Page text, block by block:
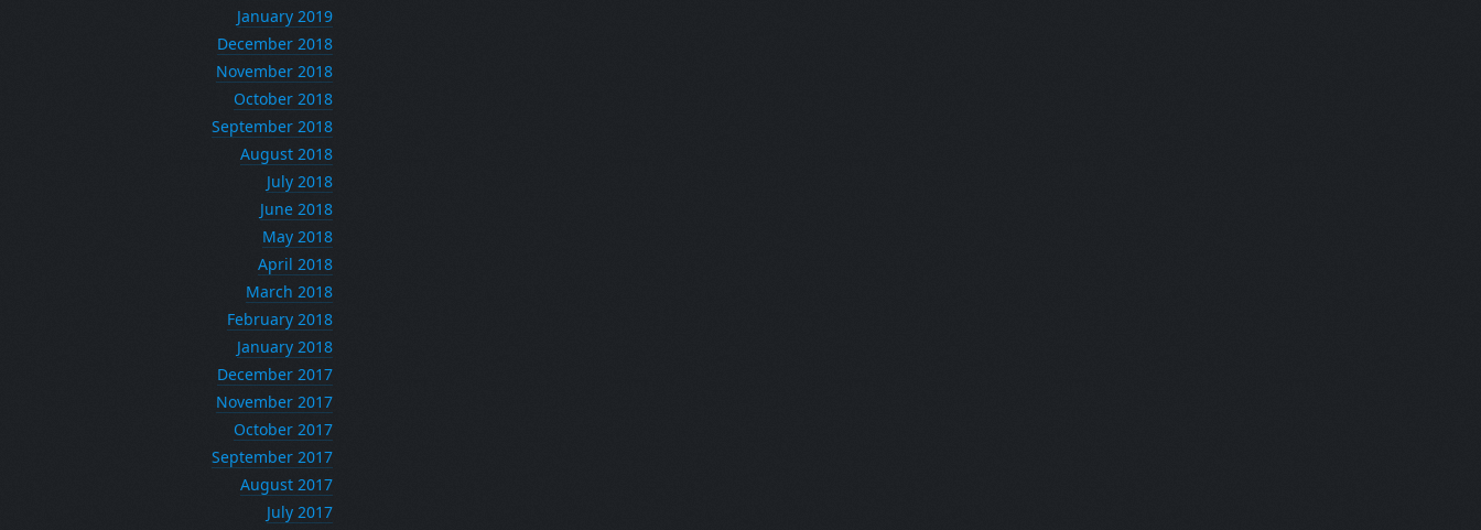
January 2019
December 2018
November 2018
October 2018
September 2018
August 2018
July 2018
June 2018
May 2018
April 2018
March 2018
February 2018
January 2018
December 2017
November 2017
October 2017
September 2017
August 2017
July 2017